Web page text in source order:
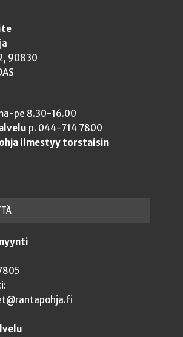
90830
pe 8.30-16.00
p. 044-714 7800
ilmestyy torstaisin